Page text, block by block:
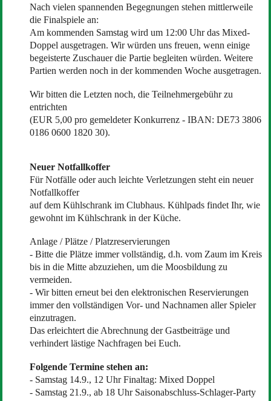
Nach vielen spannenden Begegnungen stehen mittlerweile
die Finalspiele an:
Am kommenden Samstag wird um 12:00 Uhr das Mixed-
Doppel ausgetragen. Wir würden uns freuen, wenn einige
begeisterte Zuschauer die Partie begleiten würden. Weitere
Partien werden noch in der kommenden Woche ausgetragen.
Wir bitten die Letzten noch, die Teilnehmergebühr zu
entrichten
(EUR 5,00 pro gemeldeter Konkurrenz - IBAN: DE73 3806
0186 0600 1820 30).
Neuer Notfallkoffer
Für Notfälle oder auch leichte Verletzungen steht ein neuer
Notfallkoffer
auf dem Kühlschrank im Clubhaus. Kühlpads findet Ihr, wie
gewohnt im Kühlschrank in der Küche.
Anlage / Plätze / Platzreservierungen
- Bitte die Plätze immer vollständig, d.h. vom Zaum im Kreis
bis in die Mitte abzuziehen, um die Moosbildung zu
vermeiden.
- Wir bitten erneut bei den elektronischen Reservierungen
immer den vollständigen Vor- und Nachnamen aller Spieler
einzutragen.
Das erleichtert die Abrechnung der Gastbeiträge und
verhindert lästige Nachfragen bei Euch.
Folgende Termine stehen an:
- Samstag 14.9., 12 Uhr Finaltag: Mixed Doppel
- Samstag 21.9., ab 18 Uhr Saisonabschluss-Schlager-Party